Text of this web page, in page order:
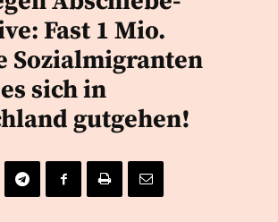
Fast 1 Mio.
Sozialmigranten
sich in
gutgehen!